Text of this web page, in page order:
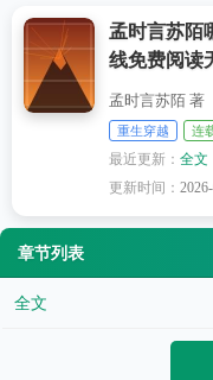
孟时言苏陌
线免费阅读
孟时言苏陌 著
重生穿越 连
最近更新：全文
更新时间：
章节列表
全文